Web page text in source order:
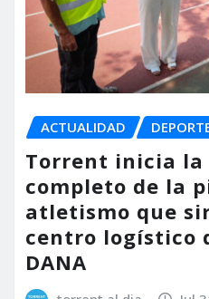
ACTUALIDAD
Torrent inicia la
completo de la
atletismo que
centro logístico
DANA